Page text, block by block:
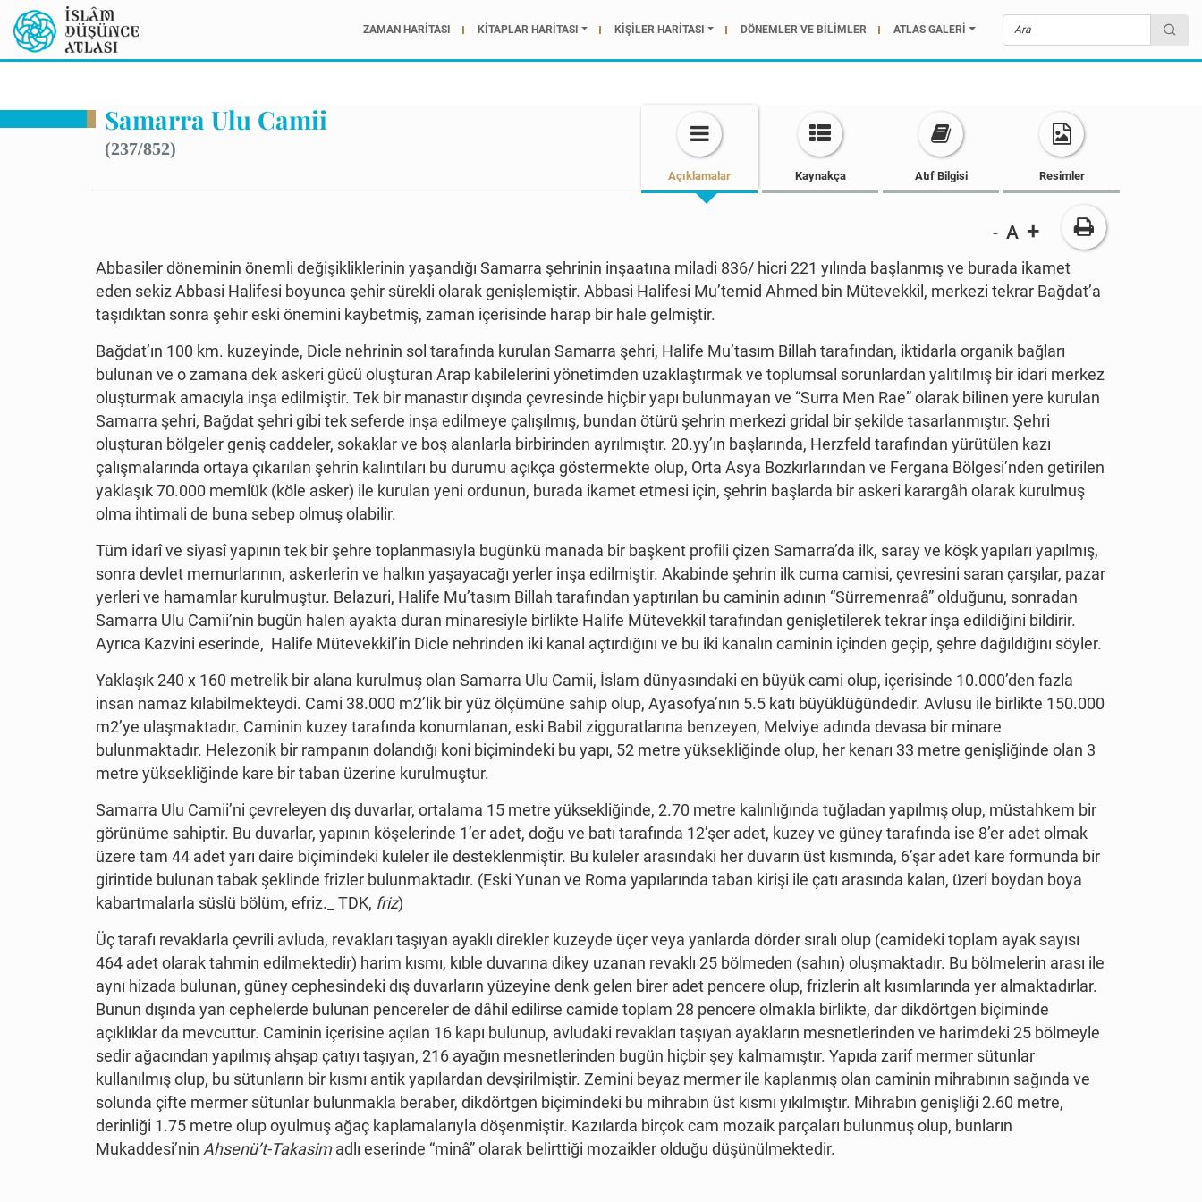
ZAMAN HARİTASI KİTAPLAR HARİTASI KİŞİLER HARİTASI DÖNEMLER VE BİLİMLER ATLAS GALERİ
Samarra Ulu Camii
(237/852)
Açıklamalar Kaynakça Atıf Bilgisi Resimler
- A +
Abbasiler döneminin önemli değişikliklerinin yaşandığı Samarra şehrinin inşaatına miladi 836/ hicri 221 yılında başlanmış ve burada ikamet
eden sekiz Abbasi Halifesi boyunca şehir sürekli olarak genişlemiştir. Abbasi Halifesi Mu’temid Ahmed bin Mütevekkil, merkezi tekrar Bağdat’a
taşıdıktan sonra şehir eski önemini kaybetmiş, zaman içerisinde harap bir hale gelmiştir.
Bağdat’ın 100 km. kuzeyinde, Dicle nehrinin sol tarafında kurulan Samarra şehri, Halife Mu’tasım Billah tarafından, iktidarla organik bağları
bulunan ve o zamana dek askeri gücü oluşturan Arap kabilelerini yönetimden uzaklaştırmak ve toplumsal sorunlardan yalıtılmış bir idari merkez
oluşturmak amacıyla inşa edilmiştir. Tek bir manastır dışında çevresinde hiçbir yapı bulunmayan ve “Surra Men Rae” olarak bilinen yere kurulan
Samarra şehri, Bağdat şehri gibi tek seferde inşa edilmeye çalışılmış, bundan ötürü şehrin merkezi gridal bir şekilde tasarlanmıştır. Şehri
oluşturan bölgeler geniş caddeler, sokaklar ve boş alanlarla birbirinden ayrılmıştır. 20.yy’ın başlarında, Herzfeld tarafından yürütülen kazı
çalışmalarında ortaya çıkarılan şehrin kalıntıları bu durumu açıkça göstermekte olup, Orta Asya Bozkırlarından ve Fergana Bölgesi’nden getirilen
yaklaşık 70.000 memlük (köle asker) ile kurulan yeni ordunun, burada ikamet etmesi için, şehrin başlarda bir askeri karargâh olarak kurulmuş
olma ihtimali de buna sebep olmuş olabilir.
Tüm idarî ve siyasî yapının tek bir şehre toplanmasıyla bugünkü manada bir başkent profili çizen Samarra’da ilk, saray ve köşk yapıları yapılmış,
sonra devlet memurlarının, askerlerin ve halkın yaşayacağı yerler inşa edilmiştir. Akabinde şehrin ilk cuma camisi, çevresini saran çarşılar, pazar
yerleri ve hamamlar kurulmuştur. Belazuri, Halife Mu’tasım Billah tarafından yaptırılan bu caminin adının “Sürremenraâ” olduğunu, sonradan
Samarra Ulu Camii’nin bugün halen ayakta duran minaresiyle birlikte Halife Mütevekkil tarafından genişletilerek tekrar inşa edildiğini bildirir.
Ayrıca Kazvini eserinde, Halife Mütevekkil’in Dicle nehrinden iki kanal açtırdığını ve bu iki kanalın caminin içinden geçip, şehre dağıldığını söyler.
Yaklaşık 240 x 160 metrelik bir alana kurulmuş olan Samarra Ulu Camii, İslam dünyasındaki en büyük cami olup, içerisinde 10.000’den fazla
insan namaz kılabilmekteydi. Cami 38.000 m2’lik bir yüz ölçümüne sahip olup, Ayasofya’nın 5.5 katı büyüklüğündedir. Avlusu ile birlikte 150.000
m2’ye ulaşmaktadır. Caminin kuzey tarafında konumlanan, eski Babil zigguratlarına benzeyen, Melviye adında devasa bir minare
bulunmaktadır. Helezonik bir rampanın dolandığı koni biçimindeki bu yapı, 52 metre yüksekliğinde olup, her kenarı 33 metre genişliğinde olan 3
metre yüksekliğinde kare bir taban üzerine kurulmuştur.
Samarra Ulu Camii’ni çevreleyen dış duvarlar, ortalama 15 metre yüksekliğinde, 2.70 metre kalınlığında tuğladan yapılmış olup, müstahkem bir
görünüme sahiptir. Bu duvarlar, yapının köşelerinde 1’er adet, doğu ve batı tarafında 12’şer adet, kuzey ve güney tarafında ise 8’er adet olmak
üzere tam 44 adet yarı daire biçimindeki kuleler ile desteklenmiştir. Bu kuleler arasındaki her duvarın üst kısmında, 6’şar adet kare formunda bir
girintide bulunan tabak şeklinde frizler bulunmaktadır. (Eski Yunan ve Roma yapılarında taban kirişi ile çatı arasında kalan, üzeri boydan boya
kabartmalarla süslü bölüm, efriz._ TDK, friz)
Üç tarafı revaklarla çevrili avluda, revakları taşıyan ayaklı direkler kuzeyde üçer veya yanlarda dörder sıralı olup (camideki toplam ayak sayısı
464 adet olarak tahmin edilmektedir) harim kısmı, kıble duvarına dikey uzanan revaklı 25 bölmeden (sahın) oluşmaktadır. Bu bölmelerin arası ile
aynı hizada bulunan, güney cephesindeki dış duvarların yüzeyine denk gelen birer adet pencere olup, frizlerin alt kısımlarında yer almaktadırlar.
Bunun dışında yan cephelerde bulunan pencereler de dâhil edilirse camide toplam 28 pencere olmakla birlikte, dar dikdörtgen biçiminde
açıklıklar da mevcuttur. Caminin içerisine açılan 16 kapı bulunup, avludaki revakları taşıyan ayakların mesnetlerinden ve harimdeki 25 bölmeyle
sedir ağacından yapılmış ahşap çatıyı taşıyan, 216 ayağın mesnetlerinden bugün hiçbir şey kalmamıştır. Yapıda zarif mermer sütunlar
kullanılmış olup, bu sütunların bir kısmı antik yapılardan devşirilmiştir. Zemini beyaz mermer ile kaplanmış olan caminin mihrabının sağında ve
solunda çifte mermer sütunlar bulunmakla beraber, dikdörtgen biçimindeki bu mihrabın üst kısmı yıkılmıştır. Mihrabın genişliği 2.60 metre,
derinliği 1.75 metre olup oyulmuş ağaç kaplamalarıyla döşenmiştir. Kazılarda birçok cam mozaik parçaları bulunmuş olup, bunların
Mukaddesi’nin Ahsenü’t-Takasimadlı eserinde “minâ” olarak belirttiği mozaikler olduğu düşünülmektedir.